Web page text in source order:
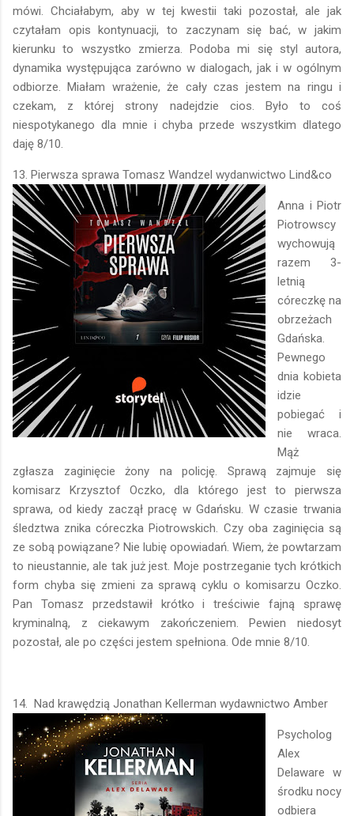
mówi. Chciałabym, aby w tej kwestii taki pozostał, ale jak
czytałam opis kontynuacji, to zaczynam się bać, w jakim
kierunku to wszystko zmierza. Podoba mi się styl autora,
dynamika występująca zarówno w dialogach, jak i w ogólnym
odbiorze. Miałam wrażenie, że cały czas jestem na ringu i
czekam, z której strony nadejdzie cios. Było to coś
niespotykanego dla mnie i chyba przede wszystkim dlatego
daję 8/10.
13. Pierwsza sprawa Tomasz Wandzel wydanwictwo Lind&co
Anna i Piotr
Piotrowscy
wychowują
razem 3-
letnią
córeczkę na
obrzeżach
Gdańska.
Pewnego
dnia kobieta
idzie
pobiegać i
nie wraca.
Mąż
zgłasza zaginięcie żony na policję. Sprawą zajmuje się
komisarz Krzysztof Oczko, dla którego jest to pierwsza
sprawa, od kiedy zaczął pracę w Gdańsku. W czasie trwania
śledztwa znika córeczka Piotrowskich. Czy oba zaginięcia są
ze sobą powiązane? Nie lubię opowiadań. Wiem, że powtarzam
to nieustannie, ale tak już jest. Moje postrzeganie tych krótkich
form chyba się zmieni za sprawą cyklu o komisarzu Oczko.
Pan Tomasz przedstawił krótko i treściwie fajną sprawę
kryminalną, z ciekawym zakończeniem. Pewien niedosyt
pozostał, ale po części jestem spełniona. Ode mnie 8/10.
14. Nad krawędzią Jonathan Kellerman wydawnictwo Amber
Psycholog
Alex
Delaware w
środku nocy
odbiera